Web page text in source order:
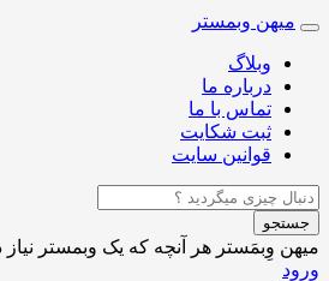
Toggle
navigation
میهن وبمستر
وبلاگ
درباره ما
تماس با ما
ثبت شکایت
قوانین سایت
جستجو
میهن وِبمَستر هر آنچه که یک وبمستر نیاز
ورود